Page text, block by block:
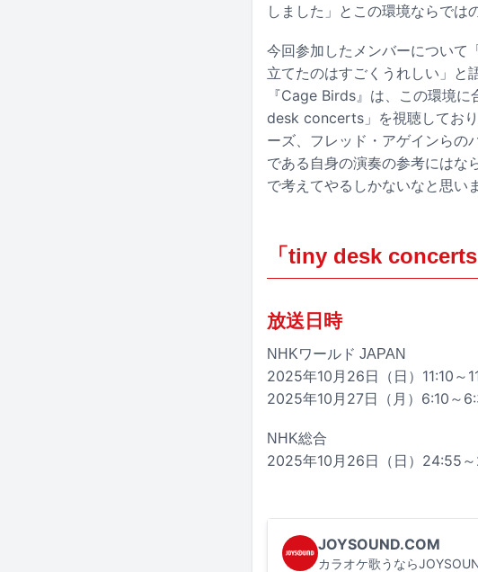
しました」とこの環境ならでは
今回参加したメンバーについて
立てたのはすごくうれしい」と
『Cage Birds』は、この環境
desk concerts」を視聴してお
ーズ、フレッド・アゲインらの
である自身の演奏の参考にはな
で考えてやるしかないなと思い
「tiny desk
放送日時
NHKワールド JAPAN
2025年10月26日（日）11:10
2025年10月27日（月）6:10～
NHK総合
2025年10月26日（日）24:55
JOYSOUND.COM
カラオケ歌うなら